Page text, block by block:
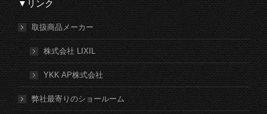
▼リンク
取扱商品メーカー
株式会社 LIXIL
YKK AP株式会社
弊社最寄りのショールーム